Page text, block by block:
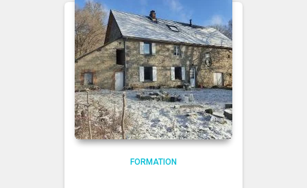
FORMATION